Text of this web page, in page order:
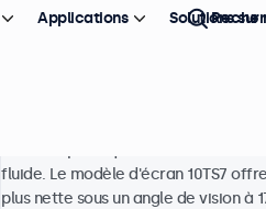
Écran tactile Full HD multipoint
Entrées : HDMI, DisplayPort, USB-C,
fluide. Le modèle d'écran 10TS7
plus nette sous un angle de vision à
Applications Solutions sur